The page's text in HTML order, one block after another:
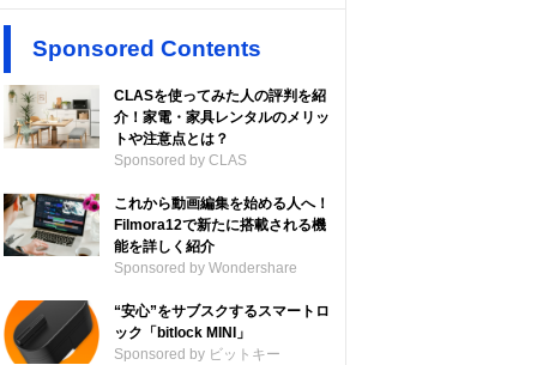
Sponsored Contents
CLASを使ってみた人の評判を紹
介！家電・家具レンタルのメリッ
トや注意点とは？
Sponsored by CLAS
これから動画編集を始める人へ！
Filmora12で新たに搭載される機
能を詳しく紹介
Sponsored by Wondershare
“安心”をサブスクするスマートロ
ック「bitlock MINI」
Sponsored by ビットキー